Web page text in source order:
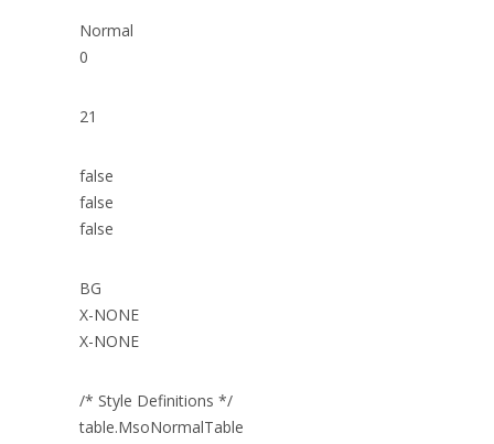
Normal
0
21
false
false
false
BG
X-NONE
X-NONE
/* Style Definitions */
table.MsoNormalTable